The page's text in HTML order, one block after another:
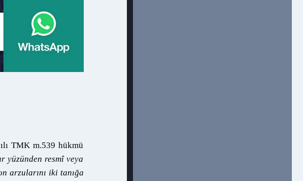
TMK m.539 hükmü
yüzünden resmî veya
arzularını iki tanığa